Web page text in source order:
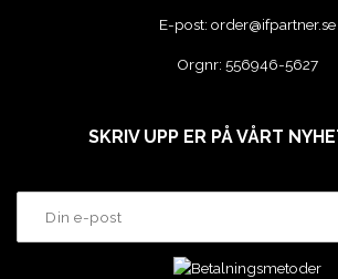
E-post: order@ifpartner.se
Orgnr: 556946-5627
SKRIV UPP ER PÅ VÅRT